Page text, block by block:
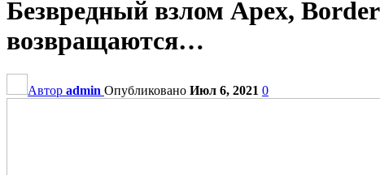
Безвредный взлом Apex,
возвращаются…
Автор admin Опубликовано Июл 6, 2021 0